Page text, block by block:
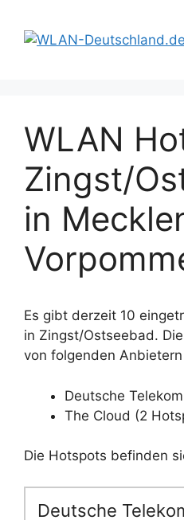
Inhalt
springen
WLAN
Zingst/
in
Es gibt derzeit 10
in Zingst/Ostseebad.
von folgenden
Deutsche
The Cloud (2
Die Hotspots befinden
Deutsche